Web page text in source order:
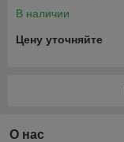
2360222304061
В наличии
Цену уточняйте
О нас